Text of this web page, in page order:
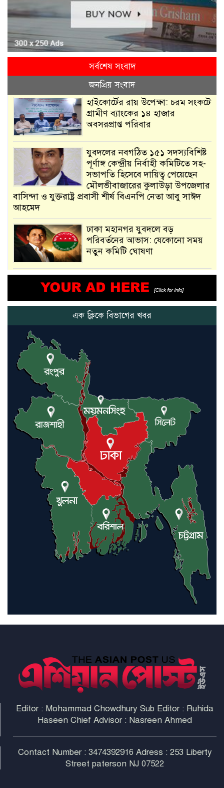
সর্বশেষ সংবাদ
জনপ্রিয় সংবাদ
হাইকোর্টের রায় উপেক্ষা: চরম সংকটে
গ্রামীণ ব্যাংকের ১৪ হাজার
অবসরপ্রাপ্ত পরিবার
যুবদলের নবগঠিত ১৫১ সদস্যবিশিষ্ট
পূর্ণাঙ্গ কেন্দ্রীয় নির্বাহী কমিটিতে সহ-
সভাপতি হিসেবে দায়িত্ব পেয়েছেন
মৌলভীবাজারের কুলাউড়া উপজেলার
বাসিন্দা ও যুক্তরাষ্ট্র প্রবাসী শীর্ষ বিএনপি নেতা আবু সাঈদ
আহমেদ
ঢাকা মহানগর যুবদলে বড়
পরিবর্তনের আভাস: যেকোনো সময়
নতুন কমিটি ঘোষণা
মানুষের উপকার হয় : প্রধানমন্ত্রী
যুক্তরাষ্ট্র ও ইসরায়েল বাদে হরমুজ
প্রণালি সবার জন্য উন্মুক্ত: আরাকচি
এবার চীনের দ্বারস্থ হলেন ডোনাল্ড
ট্রাম্প
ইরানে কঠোর হামলা অব্যাহত রাখতে
ট্রাম্পকে আহ্বান সৌদি আরবের
ইরাকসহ মধ্যপ্রাচ্যে ২৪ হামলা চালাল
ইরানপন্থি গোষ্ঠী
হরমুজ প্রণালী সুরক্ষায় মিত্ররা সাহায্য
না করলে ন্যাটোর ভবিষ্যৎ খারাপ
এক ক্লিকে বিভাগের খবর
Editor : Mohammad Chowdhury Sub Editor : Ruhida
Haseen Chief Advisor : Nasreen Ahmed
Contact Number : 3474392916 Adress : 253 Liberty
Street paterson NJ 07522